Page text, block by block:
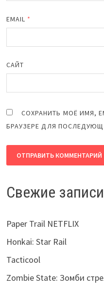
EMAIL *
САЙТ
СОХРАНИТЬ МОЁ ИМЯ,
БРАУЗЕРЕ ДЛЯ
Свежие записи
Paper Trail NETFLIX
Honkai: Star Rail
Tacticool
Zombie State: Зомби